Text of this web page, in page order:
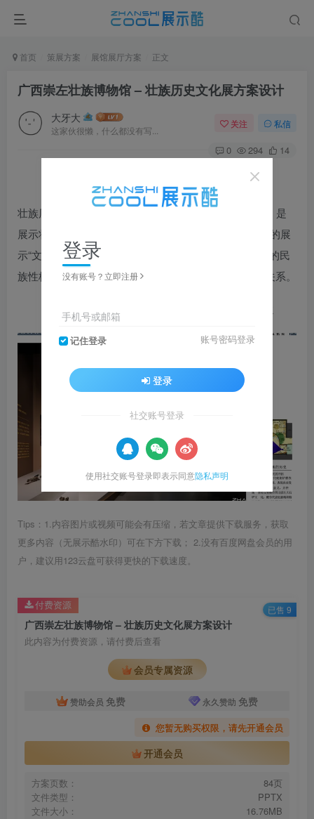
首页 策展方案 展馆展厅方案 正文
广西崇左壮族博物馆 – 壮族历史文化展方案设计
大牙大
这家伙很懒，什么都没有写...
关注 私信
0 294 14
壮族历史文化展作为广西成立 60 周年庆典的重要工程，是
展示壮族历史文化的重要窗口，符合习近平总书记提倡的展
示“文化自信”主题。 将充分展示壮族开放、包容、多元的民
族性格， 与周边民族、中华民族大家庭的伴生、融通关系。
图片可 点击 放大，左右滑动浏览，更多资料在下载区获取
Tips：1.内容图片或视频可能会有压缩，若文章提供下载服务，获取
更多内容（无展示酷水印）可在下方下载； 2.没有百度网盘会员的用
户，建议用123云盘可获得更快的下载速度。
广西崇左壮族博物馆 – 壮族历史文化展方案设计
此内容为付费资源，请付费后查看
会员专属资源
赞助会员 免费 永久赞助 免费
您暂无购买权限，请先开通会员
开通会员
方案页数：
84页
文件类型：
PPTX
文件大小：
16.76MB
付费资源 已售 9
登录
没有账号？立即注册
手机号或邮箱
记住登录 账号密码登录
登录
社交账号登录
使用社交账号登录即表示同意隐私声明